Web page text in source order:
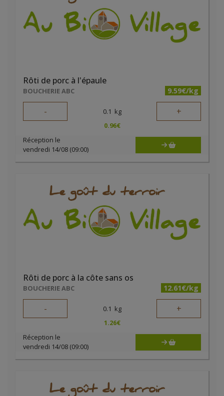
Rôti de porc à l'épaule
BOUCHERIE ABC 9.59€/kg
- 0.1 kg +
0.96€
Réception le
vendredi 14/08 (09:00)
Rôti de porc à la côte sans os
BOUCHERIE ABC 12.61€/kg
- 0.1 kg +
1.26€
Réception le
vendredi 14/08 (09:00)